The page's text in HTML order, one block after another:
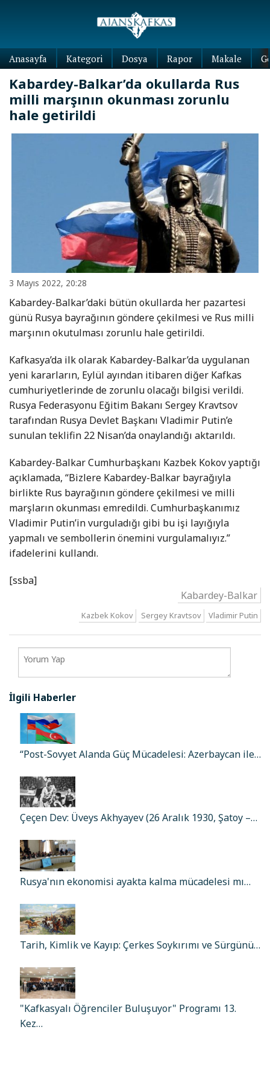
Anasayfa Kategori Dosya Rapor Makale
Kabardey-Balkar’da okullarda Rus
milli marşının okunması zorunlu
hale getirildi
3 Mayıs 2022, 20:28
Kabardey-Balkar’daki bütün okullarda her pazartesi
günü Rusya bayrağının göndere çekilmesi ve Rus milli
marşının okutulması zorunlu hale getirildi.
Kafkasya’da ilk olarak Kabardey-Balkar’da uygulanan
yeni kararların, Eylül ayından itibaren diğer Kafkas
cumhuriyetlerinde de zorunlu olacağı bilgisi verildi.
Rusya Federasyonu Eğitim Bakanı Sergey Kravtsov
tarafından Rusya Devlet Başkanı Vladimir Putin’e
sunulan teklifin 22 Nisan’da onaylandığı aktarıldı.
Kabardey-Balkar Cumhurbaşkanı Kazbek Kokov yaptığı
açıklamada, “Bizlere Kabardey-Balkar bayrağıyla
birlikte Rus bayrağının göndere çekilmesi ve milli
marşların okunması emredildi. Cumhurbaşkanımız
Vladimir Putin’in vurguladığı gibi bu işi layığıyla
yapmalı ve sembollerin önemini vurgulamalıyız.”
ifadelerini kullandı.
[ssba]
Kabardey-Balkar
Kazbek Kokov Sergey Kravtsov Vladimir Putin
İlgili Haberler
“Post-Sovyet Alanda Güç Mücadelesi: Azerbaycan ile…
Çeçen Dev: Üveys Akhyayev (26 Aralık 1930, Şatoy –…
Rusya'nın ekonomisi ayakta kalma mücadelesi mı…
Tarih, Kimlik ve Kayıp: Çerkes Soykırımı ve Sürgünü…
"Kafkasyalı Öğrenciler Buluşuyor" Programı 13.
Kez…